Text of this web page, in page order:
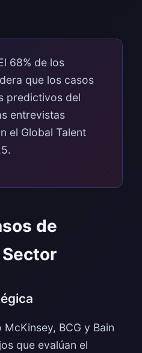
68% de los
que los casos
predictivos del
entrevistas
el Global Talent
de
BCG y Bain
que evalúan el